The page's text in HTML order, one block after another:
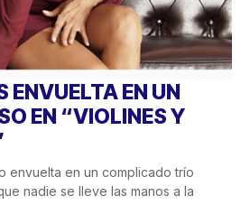
ENVUELTA EN UN
EN “VIOLINES Y
envuelta en un complicado trío
nadie se lleve las manos a la